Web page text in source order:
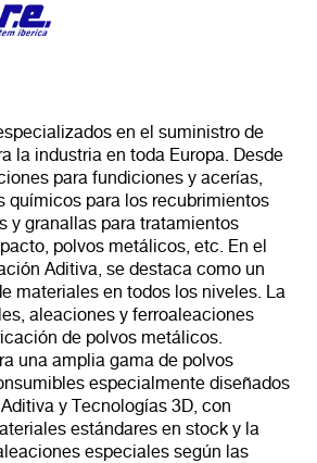
en el suministro de
la industria en toda Europa. Desde
para fundiciones y acerías,
químicos para los recubrimientos
y granallas para tratamientos
polvos metálicos, etc. En el
Aditiva, se destaca como un
materiales en todos los niveles. La
aleaciones y ferroaleaciones
de polvos metálicos.
una amplia gama de polvos
especialmente diseñados
y Tecnologías 3D, con
estándares en stock y la
especiales según las